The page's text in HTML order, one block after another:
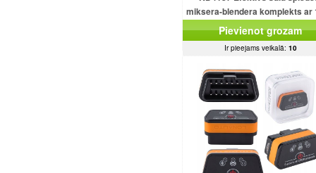
miksera-blendera komplekts ar
ml ietilpību un 1500 W
Pievienot grozam
Ir pieejams veikalā: 10